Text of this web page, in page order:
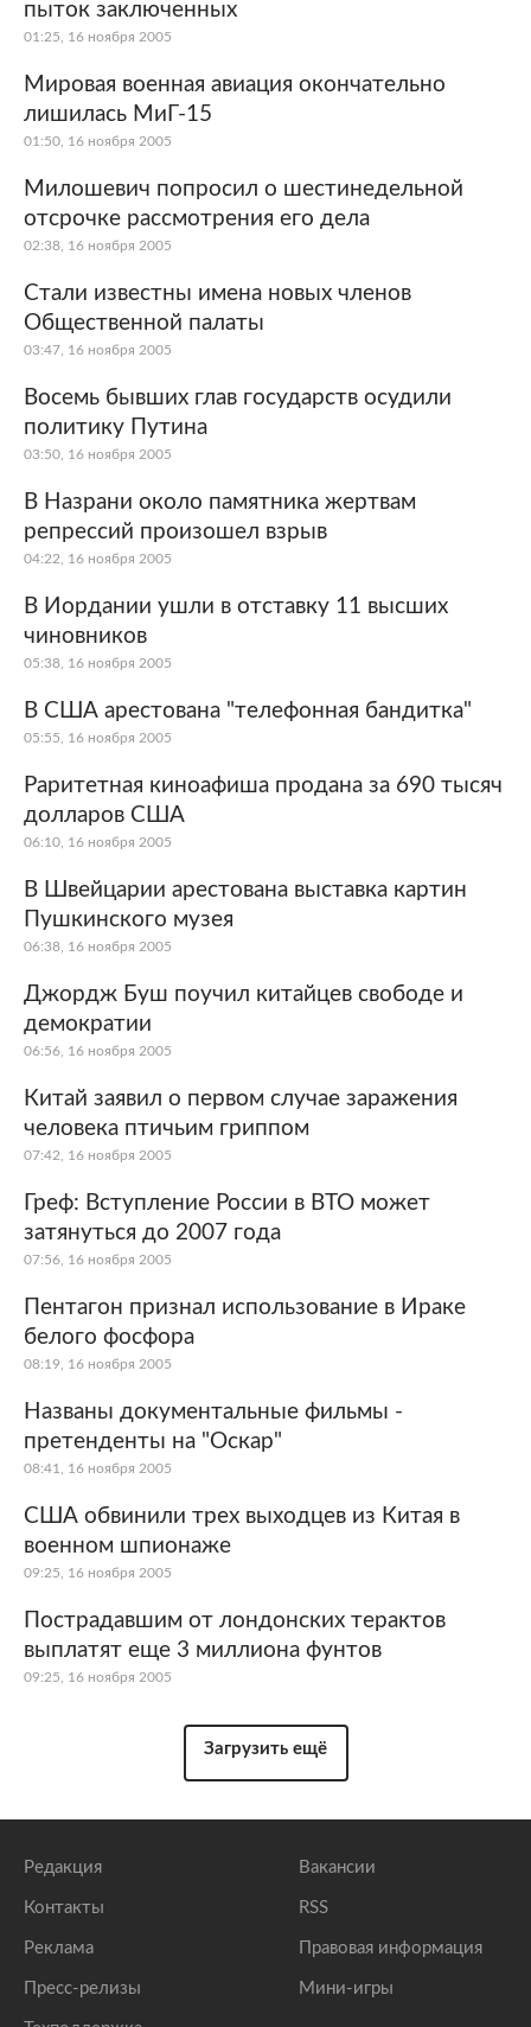
пыток заключенных
01:25, 16 ноября 2005
Мировая военная авиация окончательно
лишилась МиГ-15
01:50, 16 ноября 2005
Милошевич попросил о шестинедельной
отсрочке рассмотрения его дела
02:38, 16 ноября 2005
Стали известны имена новых членов
Общественной палаты
03:47, 16 ноября 2005
Восемь бывших глав государств осудили
политику Путина
03:50, 16 ноября 2005
В Назрани около памятника жертвам
репрессий произошел взрыв
04:22, 16 ноября 2005
В Иордании ушли в отставку 11 высших
чиновников
05:38, 16 ноября 2005
В США арестована "телефонная бандитка"
05:55, 16 ноября 2005
Раритетная киноафиша продана за 690 тысяч
долларов США
06:10, 16 ноября 2005
В Швейцарии арестована выставка картин
Пушкинского музея
06:38, 16 ноября 2005
Джордж Буш поучил китайцев свободе и
демократии
06:56, 16 ноября 2005
Китай заявил о первом случае заражения
человека птичьим гриппом
07:42, 16 ноября 2005
Греф: Вступление России в ВТО может
затянуться до 2007 года
07:56, 16 ноября 2005
Пентагон признал использование в Ираке
белого фосфора
08:19, 16 ноября 2005
Названы документальные фильмы -
претенденты на "Оскар"
08:41, 16 ноября 2005
США обвинили трех выходцев из Китая в
военном шпионаже
09:25, 16 ноября 2005
Пострадавшим от лондонских терактов
выплатят еще 3 миллиона фунтов
09:25, 16 ноября 2005
Загрузить ещё
Редакция
Контакты
Реклама
Пресс-релизы
Вакансии
RSS
Правовая информация
Мини-игры